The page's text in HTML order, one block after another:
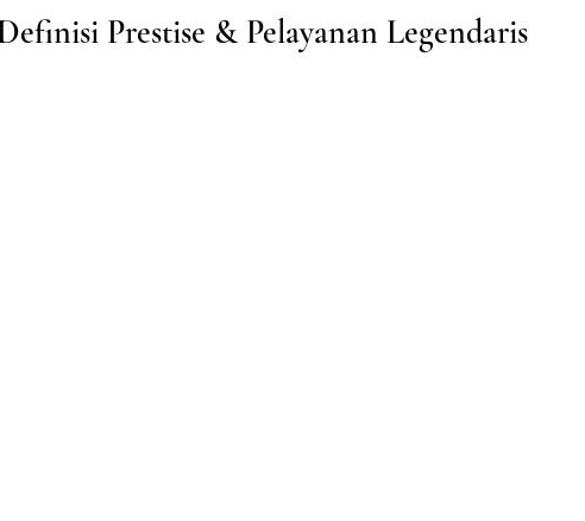
Prestise & Pelayanan Legendaris